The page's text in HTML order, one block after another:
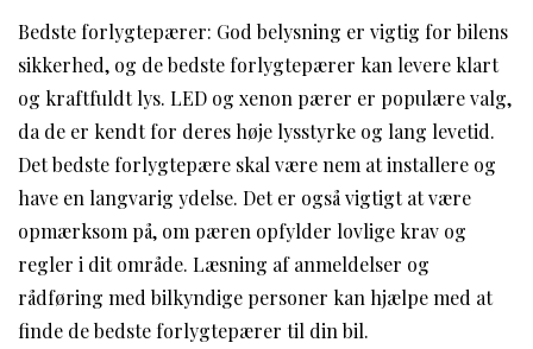
Bedste forlygtepærer: God belysning er vigtig for bilens
sikkerhed, og de bedste forlygtepærer kan levere klart
og kraftfuldt lys. LED og xenon pærer er populære valg,
da de er kendt for deres høje lysstyrke og lang levetid.
Det bedste forlygtepære skal være nem at installere og
have en langvarig ydelse. Det er også vigtigt at være
opmærksom på, om pæren opfylder lovlige krav og
regler i dit område. Læsning af anmeldelser og
rådføring med bilkyndige personer kan hjælpe med at
finde de bedste forlygtepærer til din bil.